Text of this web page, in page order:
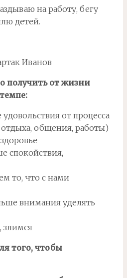
на работу, бегу
детей.
Иванов
получить от жизни
от процесса
отдыха, общения, работы)
спокойствия,
то, что с нами
внимания уделять
того, чтобы